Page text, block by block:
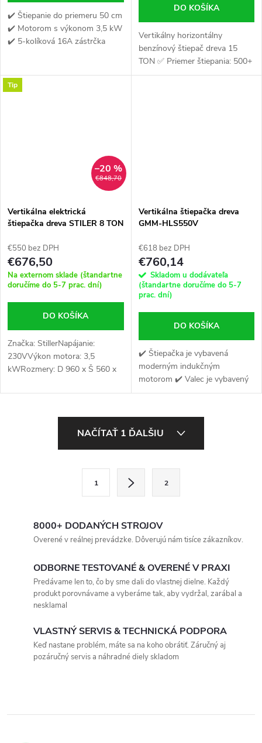
✔️ Štiepanie do priemeru 50 cm
✔️ Motorom s výkonom 3,5 kW
✔️ 5-kolíková 16A zástrčka
DO KOŠÍKA
Vertikálny horizontálny
benzínový štiepač dreva 15
TON ✅ Priemer štiepania: 500+
mm ✅ Výška štiepania: 520
Tip
€848,70
–20 %
Vertikálna elektrická
štiepačka dreva STILER 8 TON
€550 bez DPH
€676,50
Na externom sklade (štandartne
doručíme do 5-7 prac. dní)
DO KOŠÍKA
Značka: StillerNapájanie:
230VVýkon motora: 3,5
kWRozmery: D 960 x Š 560 x
produktu: 113 kg
Vertikálna štiepačka dreva
GMM-HLS550V
€618 bez DPH
€760,14
Skladom u dodávateľa
(štandartne doručíme do 5-7
prac. dní)
DO KOŠÍKA
✔️ Štiepačka je vybavená
moderným indukčným
motorom ✔️ Valec je vybavený
funkciou AUTOMATICKÉHO
vybavená špeciálne navrhnutým
transportným systémom
k
NAČÍTAŤ 1 ĎALŠIU
1 2
8000+ DODANÝCH STROJOV
Overené v reálnej prevádzke. Dôverujú nám tisíce zákazníkov.
ODBORNE TESTOVANÉ & OVERENÉ V PRAXI
Predávame len to, čo by sme dali do vlastnej dielne. Každý
produkt porovnávame a vyberáme tak, aby vydržal, zarábal a
nesklamal
VLASTNÝ SERVIS & TECHNICKÁ PODPORA
Keď nastane problém, máte sa na koho obrátiť. Záručný aj
pozáručný servis a náhradné diely skladom